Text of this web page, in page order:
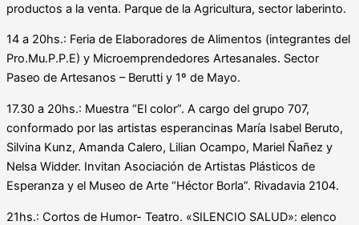
productos a la venta. Parque de la Agricultura, sector laberinto.
14 a 20hs.: Feria de Elaboradores de Alimentos (integrantes del
Pro.Mu.P.P.E) y Microemprendedores Artesanales. Sector
Paseo de Artesanos – Berutti y 1º de Mayo.
17.30 a 20hs.: Muestra “El color”. A cargo del grupo 707,
conformado por las artistas esperancinas María Isabel Beruto,
Silvina Kunz, Amanda Calero, Lilian Ocampo, Mariel Ñañez y
Nelsa Widder. Invitan Asociación de Artistas Plásticos de
Esperanza y el Museo de Arte “Héctor Borla”. Rivadavia 2104.
21hs.: Cortos de Humor- Teatro. «SILENCIO SALUD»: elenco